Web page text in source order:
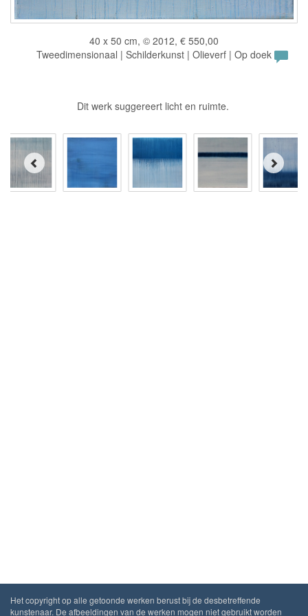
40 x 50 cm, © 2012, € 550,00
Tweedimensionaal | Schilderkunst | Olieverf | Op doek
Dit werk suggereert licht en ruimte.
Het copyright op alle getoonde werken berust bij de desbetreffende
kunstenaar. De afbeeldingen van de werken mogen niet gebruikt worden